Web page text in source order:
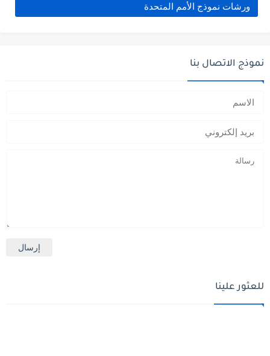
ورشات نموذج الأمم المتحدة
نموذج الاتصال بنا
للعثور علينا